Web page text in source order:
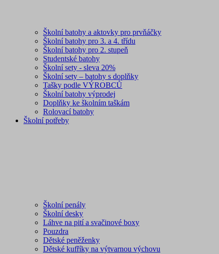
Školní batohy a aktovky pro prvňáčky
Školní batohy pro 3. a 4. třídu
Školní batohy pro 2. stupeň
Studentské batohy
Školní sety - sleva 20%
Školní sety – batohy s doplňky
Tašky podle VÝROBCŮ
Školní batohy výprodej
Doplňky ke školním taškám
Rolovací batohy
Školní potřeby
Školní penály
Školní desky
Láhve na pití a svačinové boxy
Pouzdra
Dětské peněženky
Dětské kufříky na výtvarnou výchovu